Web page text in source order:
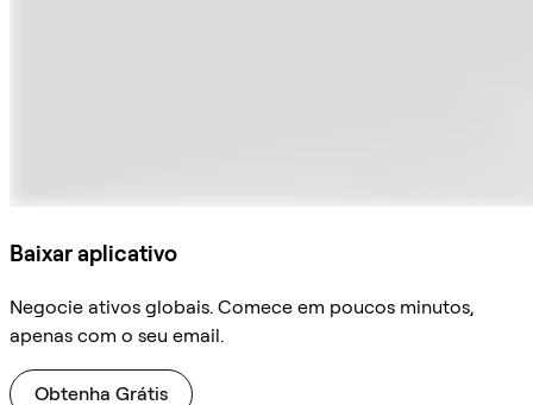
Baixar aplicativo
Negocie ativos globais. Comece em poucos minutos,
apenas com o seu email.
Obtenha Grátis